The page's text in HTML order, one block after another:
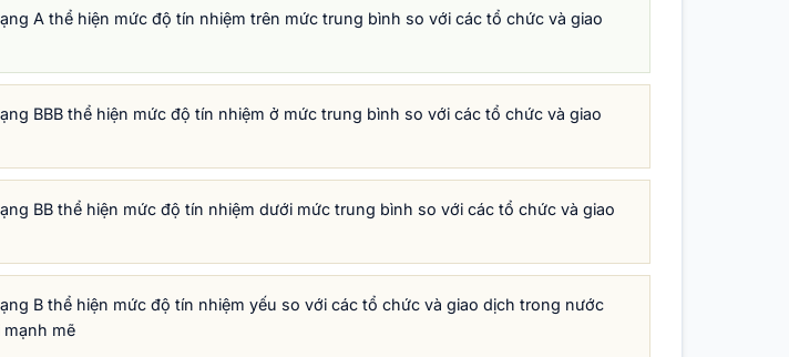
A thể hiện mức độ tín nhiệm trên mức trung bình so với các tổ chức và giao
BBB thể hiện mức độ tín nhiệm ở mức trung bình so với các tổ chức và giao
BB thể hiện mức độ tín nhiệm dưới mức trung bình so với các tổ chức và giao
B thể hiện mức độ tín nhiệm yếu so với các tổ chức và giao dịch trong nước
mẽ